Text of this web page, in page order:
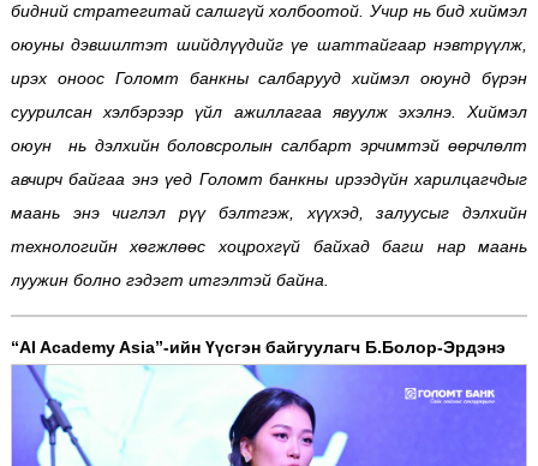
бидний стратегитай салшгүй холбоотой. Учир нь бид хиймэл
оюуны дэвшилтэт шийдлүүдийг үе шаттайгаар нэвтрүүлж,
ирэх оноос Голомт банкны салбарууд хиймэл оюунд бүрэн
суурилсан хэлбэрээр үйл ажиллагаа явуулж эхэлнэ. Хиймэл
оюун нь дэлхийн боловсролын салбарт эрчимтэй өөрчлөлт
авчирч байгаа энэ үед Голомт банкны ирээдүйн харилцагчдыг
маань энэ чиглэл рүү бэлтгэж, хүүхэд, залуусыг дэлхийн
технологийн хөгжлөөс хоцрохгүй байхад багш нар маань
луужин болно гэдэгт итгэлтэй байна.
“AI Academy Asia”-ийн Үүсгэн байгуулагч Б.Болор-Эрдэнэ